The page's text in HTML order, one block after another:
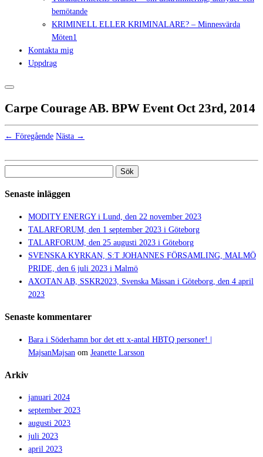
bemötande
KRIMINELL ELLER KRIMINALARE? – Minnesvärda
Möten1
Kontakta mig
Uppdrag
Carpe Courage AB. BPW Event Oct 23rd, 2014
← Föregående Nästa →
Senaste inläggen
MODITY ENERGY i Lund, den 22 november 2023
TALARFORUM, den 1 september 2023 i Göteborg
TALARFORUM, den 25 augusti 2023 i Göteborg
SVENSKA KYRKAN, S:T JOHANNES FÖRSAMLING, MALMÖ
PRIDE, den 6 juli 2023 i Malmö
AXOTAN AB, SSKR2023, Svenska Mässan i Göteborg, den 4 april
2023
Senaste kommentarer
Bara i Söderhamn bor det ett x-antal HBTQ personer! |
MajsanMajsan om Jeanette Larsson
Arkiv
januari 2024
september 2023
augusti 2023
juli 2023
april 2023